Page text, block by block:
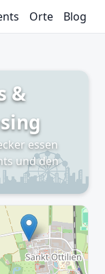
Orte Blog
&
essen
und den